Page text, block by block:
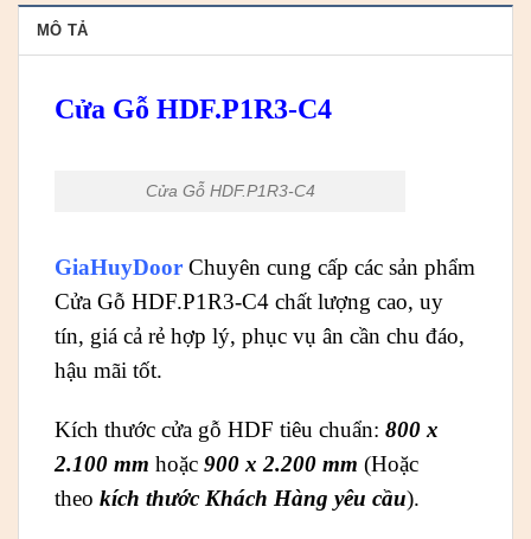
MÔ TẢ
Cửa Gỗ HDF.P1R3-C4
Cửa Gỗ HDF.P1R3-C4
GiaHuyDoor Chuyên cung cấp các sản phẩm
Cửa Gỗ HDF.P1R3-C4 chất lượng cao, uy
tín, giá cả rẻ hợp lý, phục vụ ân cần chu đáo,
hậu mãi tốt.
Kích thước cửa gỗ HDF tiêu chuẩn: 800 x
2.100 mm hoặc 900 x 2.200 mm (Hoặc
theo kích thước Khách Hàng yêu cầu).